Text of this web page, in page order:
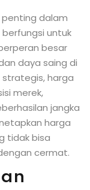
dalam
untuk
besar
daya saing di
harga
merek,
jangka
harga
tidak bisa
cermat.